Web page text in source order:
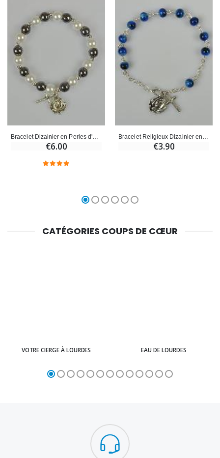
€6.00 €3.90
CATÉGORIES COUPS DE CŒUR
VOTRE CIERGE À LOURDES EAU DE LOURDES